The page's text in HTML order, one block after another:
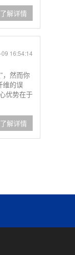
了解详情
16:54:14
，然而你
维的误
优势在于
了解详情